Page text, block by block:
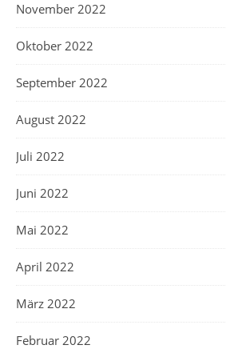
November 2022
Oktober 2022
September 2022
August 2022
Juli 2022
Juni 2022
Mai 2022
April 2022
März 2022
Februar 2022